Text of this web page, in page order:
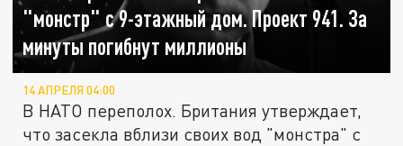
"монстр" с 9-этажный дом. Проект 941. За
минуты погибнут миллионы
14 АПРЕЛЯ 04:00
В НАТО переполох. Британия утверждает,
что засекла вблизи своих вод "монстра" с